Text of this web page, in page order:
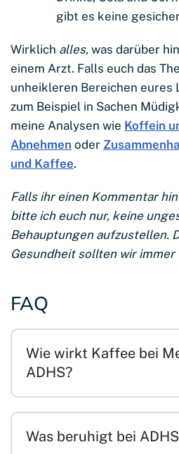
gibt es keine
Wirklich alles, was darüber
einem Arzt. Falls euch das
unheikleren Bereichen eures
zum Beispiel in Sachen
meine Analysen wie Koffein
Abnehmen oder
und Kaffee.
Falls ihr einen Kommentar
bitte ich euch nur, keine
Behauptungen aufzustellen.
Gesundheit sollten wir
FAQ
Wie wirkt Kaffee bei
ADHS?
Was beruhigt bei